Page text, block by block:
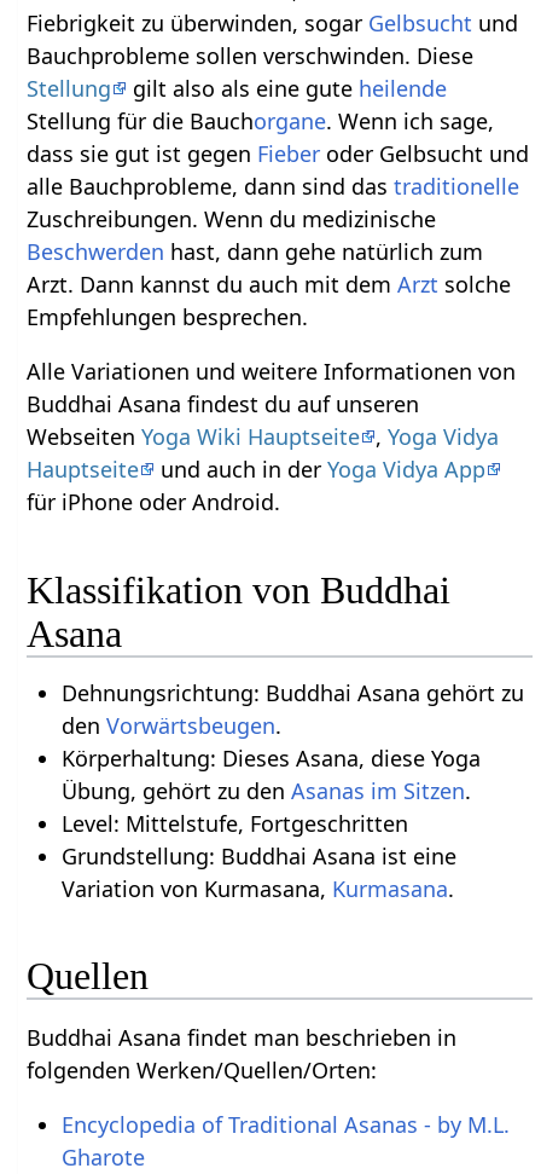
Fiebrigkeit zu überwinden, sogar Gelbsucht und
Bauchprobleme sollen verschwinden. Diese
Stellung
gilt also als eine gute heilende
Stellung für die Bauchorgane. Wenn ich sage,
dass sie gut ist gegen Fieber oder Gelbsucht und
alle Bauchprobleme, dann sind dastraditionelle
Zuschreibungen. Wenn du medizinische
Beschwerden hast, dann gehe natürlich zum
Arzt. Dann kannst du auch mit demArzt solche
Empfehlungen besprechen.
Alle Variationen und weitere Informationen von
Buddhai Asana findest du auf unseren
WebseitenYoga Wiki Hauptseite ,Yoga Vidya
Hauptseite
und auch in derYoga Vidya App
für iPhone oder Android.
Klassifikation von Buddhai
Asana
Dehnungsrichtung: Buddhai Asana gehört zu
den Vorwärtsbeugen.
Körperhaltung: Dieses Asana, diese Yoga
Übung, gehört zu den Asanas im Sitzen.
Level: Mittelstufe, Fortgeschritten
Grundstellung: Buddhai Asana ist eine
Variation von Kurmasana, Kurmasana.
Quellen
Buddhai Asana findet man beschrieben in
folgenden Werken/Quellen/Orten:
Encyclopedia of Traditional Asanas - by M.L.
Gharote